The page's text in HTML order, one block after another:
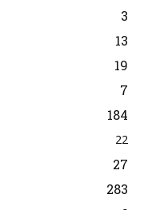
3
13
19
7
184
22
27
283